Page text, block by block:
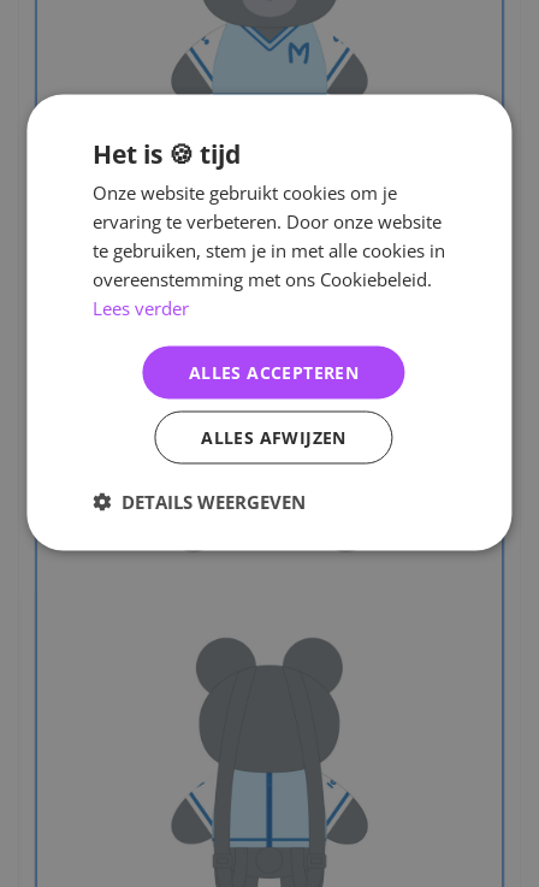
Het is 🍪 tijd
Onze website gebruikt cookies om je
ervaring te verbeteren. Door onze website
te gebruiken, stem je in met alle cookies in
overeenstemming met ons Cookiebeleid.
Lees verder
ALLES ACCEPTEREN
ALLES AFWIJZEN
DETAILS WEERGEVEN